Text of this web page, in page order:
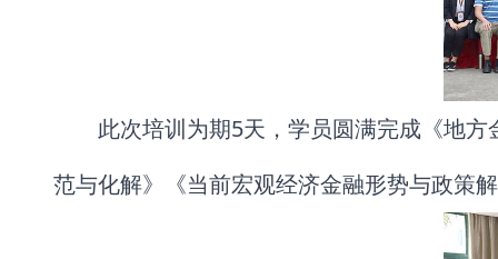
此次培训为期5天，学员圆满完成《地
范与化解》《当前宏观经济金融形势与政策